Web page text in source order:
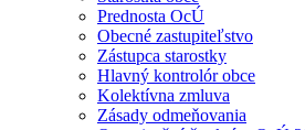
Prednosta OcÚ
Obecné zastupiteľstvo
Zástupca starostky
Hlavný kontrolór obce
Kolektívna zmluva
Zásady odmeňovania